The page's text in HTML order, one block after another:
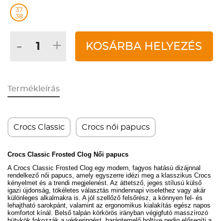
37
38
- + KOSÁRBA HELYEZÉS
Termékleírás
Crocs Classic Crocs női papucs
Crocs Classic Frosted Clog Női papucs
A Crocs Classic Frosted Clog egy modern, fagyos hatású dizájnnal
rendelkező női papucs, amely egyszerre idézi meg a klasszikus Crocs
kényelmet és a trendi megjelenést. Az áttetsző, jeges stílusú külső
igazi újdonság, tökéletes választás mindennapi viselethez vagy akár
különleges alkalmakra is. A jól szellőző felsőrész, a könnyen fel- és
lehajtható sarokpánt, valamint az ergonomikus kialakítás egész napos
komfortot kínál. Belső talpán körkörös irányban végigfutó masszírozó